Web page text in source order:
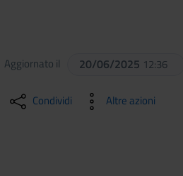
Aggiornato il 20/06/2025 12:36
Condividi Altre azioni